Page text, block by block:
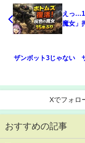
えっ
魔女」
ザンボット3じゃない
Xでフォロ
おすすめの記事